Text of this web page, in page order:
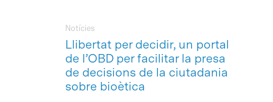
Llibertat per decidir, un portal
de l’OBD per facilitar la presa
de decisions de la ciutadania
sobre bioètica
Notícies